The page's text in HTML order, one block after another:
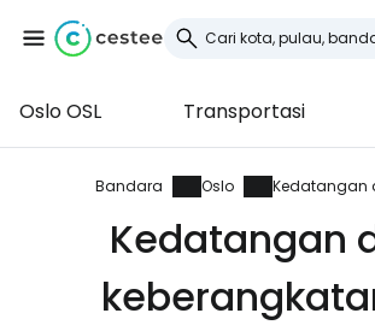
Oslo OSL Transportasi
Bandara Oslo
Kedatangan
Masuk ke
... komunitas perjalanan di
Lanjutkan dengan